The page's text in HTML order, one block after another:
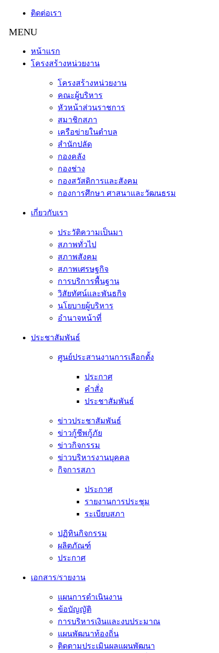
ติดต่อเรา
หน้าแรก
โครงสร้างหน่วยงาน
โครงสร้างหน่วยงาน
คณะผู้บริหาร
หัวหน้าส่วนราชการ
สมาชิกสภา
เครือข่ายในตำบล
สำนักปลัด
กองคลัง
กองช่าง
กองสวัสดิการและสังคม
กองการศึกษา ศาสนาและวัฒนธรม
เกี่ยวกับเรา
ประวัติความเป็นมา
สภาพทั่วไป
สภาพสังคม
สภาพเศรษฐกิจ
การบริการพื้นฐาน
วิสัยทัศน์และพันธกิจ
นโยบายผู้บริหาร
อํานาจหน้าที่
ประชาสัมพันธ์
ศูนย์ประสานงานการเลือกตั้ง
ประกาศ
คำสั่ง
ประชาสัมพันธ์
ข่าวประชาสัมพันธ์
ข่าวกู้ชีพกู้ภัย
ข่าวกิจกรรม
ข่าวบริหารงานบุคคล
กิจการสภา
ประกาศ
รายงานการประชุม
ระเบียบสภา
ปฏิทินกิจกรรม
ผลิตภัณฑ์
ประกาศ
เอกสาร/รายงาน
แผนการดำเนินงาน
ข้อบัญญัติ
การบริหารเงินและงบประมาณ
แผนพัฒนาท้องถิ่น
ติดตามประเมินผลแผนพัฒนา